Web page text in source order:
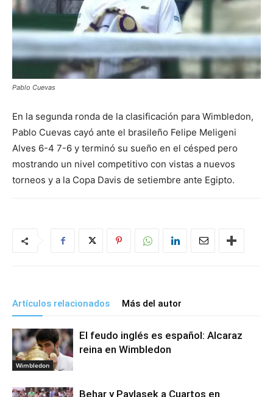
Pablo Cuevas
En la segunda ronda de la clasificación para Wimbledon,
Pablo Cuevas cayó ante el brasileño Felipe Meligeni
Alves 6-4 7-6 y terminó su sueño en el césped pero
mostrando un nivel competitivo con vistas a nuevos
torneos y a la Copa Davis de setiembre ante Egipto.
Artículos relacionados Más del autor
Wimbledon
El feudo inglés es español: Alcaraz
reina en Wimbledon
Behar y Pavlasek a Cuartos en